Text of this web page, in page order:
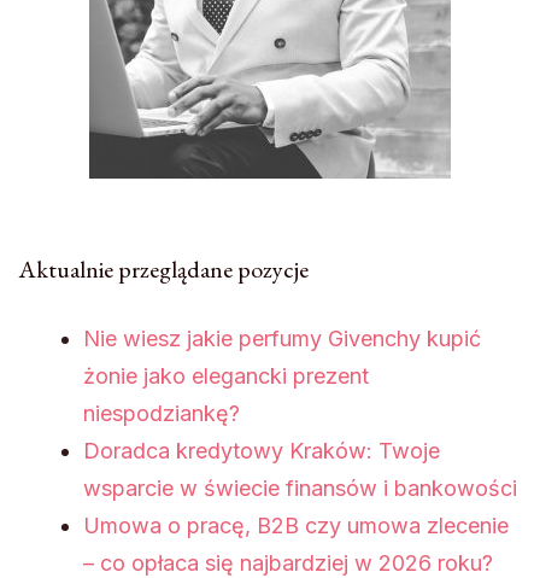
Aktualnie przeglądane pozycje
Nie wiesz jakie perfumy Givenchy kupić
żonie jako elegancki prezent
niespodziankę?
Doradca kredytowy Kraków: Twoje
wsparcie w świecie finansów i bankowości
Umowa o pracę, B2B czy umowa zlecenie
– co opłaca się najbardziej w 2026 roku?